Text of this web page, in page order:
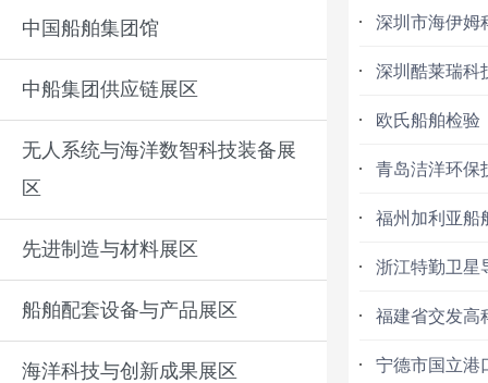
中国船舶集团馆
中船集团供应链展区
无人系统与海洋数智科技装备展
区
先进制造与材料展区
船舶配套设备与产品展区
海洋科技与创新成果展区
深圳市海伊姆
深圳酷莱瑞科
欧氏船舶检验
青岛洁洋环保
福州加利亚船
浙江特勤卫星
福建省交发高
宁德市国立港